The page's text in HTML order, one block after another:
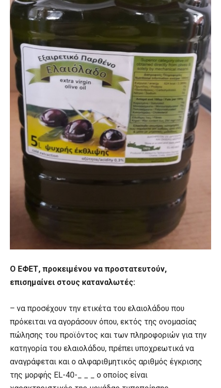
Ο ΕΦΕΤ, προκειμένου να προστατευτούν,
επισημαίνει στους καταναλωτές:
– να προσέχουν την ετικέτα του ελαιολάδου που
πρόκειται να αγοράσουν όπου, εκτός της ονομασίας
πώλησης του προϊόντος και των πληροφοριών για την
κατηγορία του ελαιολάδου, πρέπει υποχρεωτικά να
αναγράφεται και ο αλφαριθμητικός αριθμός έγκρισης
της μορφής EL-40-_ _ _ o οποίος είναι